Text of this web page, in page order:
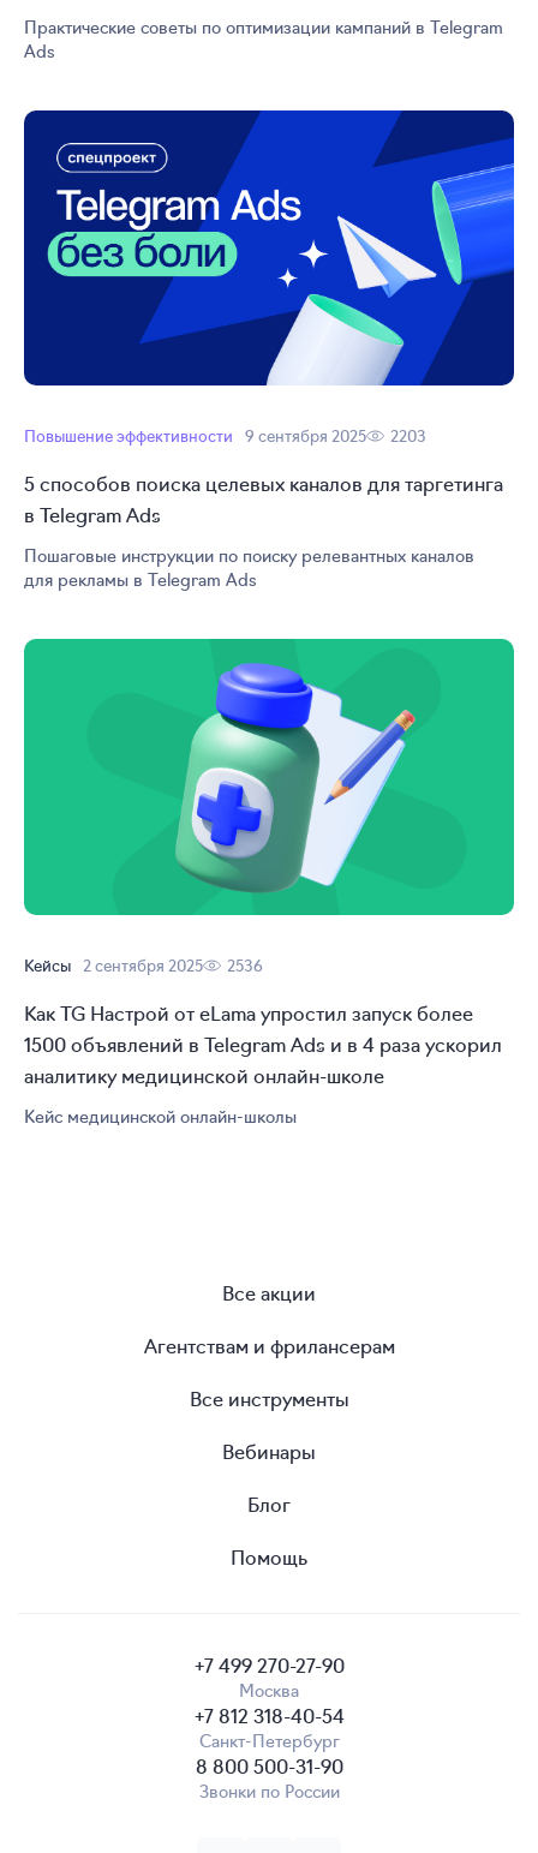
Практические советы по оптимизации кампаний в Telegram
Ads
Повышение эффективности 9 сентября 2025 2203
5 способов поиска целевых каналов для таргетинга
в Telegram Ads
Пошаговые инструкции по поиску релевантных каналов
для рекламы в Telegram Ads
Кейсы 2 сентября 2025 2536
Как TG Настрой от eLama упростил запуск более
1500 объявлений в Telegram Ads и в 4 раза ускорил
аналитику медицинской онлайн-школе
Кейс медицинской онлайн-школы
Все акции
Агентствам и фрилансерам
Все инструменты
Вебинары
Блог
Помощь
+7 499 270-27-90
Москва
+7 812 318-40-54
Санкт-Петербург
8 800 500-31-90
Звонки по России